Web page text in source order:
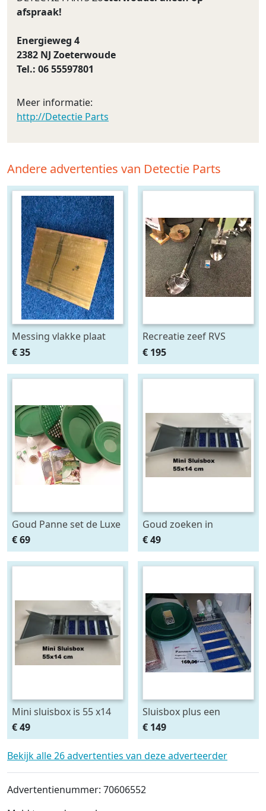
afspraak!
Energieweg 4
2382 NJ Zoeterwoude
Tel.: 06 55597801
Meer informatie:
http://Detectie Parts
Andere advertenties van Detectie Parts
Messing vlakke plaat
40x46 cm. Dik 0.40mm
€ 35
Recreatie zeef RVS
Carbon 30mm 125 cm
Metaaldetector
€ 195
Goud Panne set de Luxe
€ 69
Goud zoeken in
Frankrijk met een Mini
Sluicebox
€ 49
Mini sluisbox is 55 x14
cm Voor Vaderdag
€ 49
Sluisbox plus een
Goudpannen Set.
Metaaldetector
€ 149
Bekijk alle 26 advertenties van deze adverteerder
Advertentienummer: 70606552